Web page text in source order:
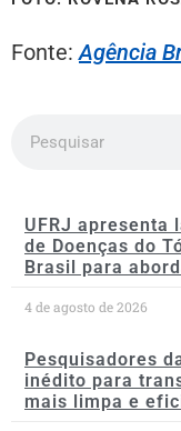
Fonte:Agência
UFRJ apresenta
de Doenças do
Brasil para
4 de agosto de 2026
Pesquisadores
inédito para
mais limpa e